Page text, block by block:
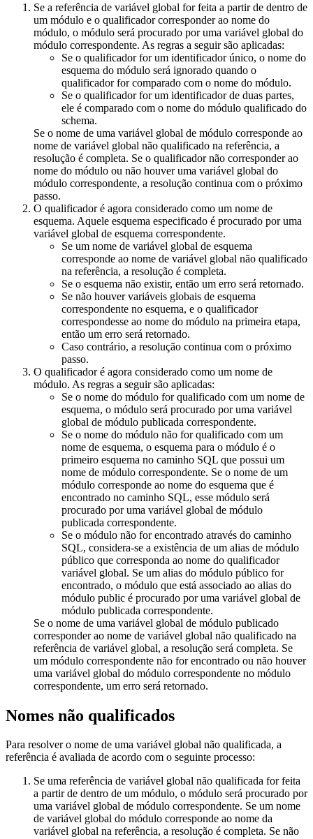
Se a referência de variável global for feita a partir de dentro de
um módulo e o qualificador corresponder ao nome do
módulo, o módulo será procurado por uma variável global do
módulo correspondente. As regras a seguir são aplicadas:
Se o qualificador for um identificador único, o nome do
esquema do módulo será ignorado quando o
qualificador for comparado com o nome do módulo.
Se o qualificador for um identificador de duas partes,
ele é comparado com o nome do módulo qualificado do
schema.
Se o nome de uma variável global de módulo corresponde ao
nome de variável global não qualificado na referência, a
resolução é completa. Se o qualificador não corresponder ao
nome do módulo ou não houver uma variável global do
módulo correspondente, a resolução continua com o próximo
passo.
O qualificador é agora considerado como um nome de
esquema. Aquele esquema especificado é procurado por uma
variável global de esquema correspondente.
Se um nome de variável global de esquema
corresponde ao nome de variável global não qualificado
na referência, a resolução é completa.
Se o esquema não existir, então um erro será retornado.
Se não houver variáveis globais de esquema
correspondente no esquema, e o qualificador
correspondesse ao nome do módulo na primeira etapa,
então um erro será retornado.
Caso contrário, a resolução continua com o próximo
passo.
O qualificador é agora considerado como um nome de
módulo. As regras a seguir são aplicadas:
Se o nome do módulo for qualificado com um nome de
esquema, o módulo será procurado por uma variável
global de módulo publicada correspondente.
Se o nome do módulo não for qualificado com um
nome de esquema, o esquema para o módulo é o
primeiro esquema no caminho SQL que possui um
nome de módulo correspondente. Se o nome de um
módulo corresponde ao nome do esquema que é
encontrado no caminho SQL, esse módulo será
procurado por uma variável global de módulo
publicada correspondente.
Se o módulo não for encontrado através do caminho
SQL, considera-se a existência de um alias de módulo
público que corresponda ao nome do qualificador
variável global. Se um alias do módulo público for
encontrado, o módulo que está associado ao alias do
módulo public é procurado por uma variável global de
módulo publicada correspondente.
Se o nome de uma variável global de módulo publicado
corresponder ao nome de variável global não qualificado na
referência de variável global, a resolução será completa. Se
um módulo correspondente não for encontrado ou não houver
uma variável global do módulo correspondente no módulo
correspondente, um erro será retornado.
Nomes não qualificados
Para resolver o nome de uma variável global não qualificada, a
referência é avaliada de acordo com o seguinte processo:
Se uma referência de variável global não qualificada for feita
a partir de dentro de um módulo, o módulo será procurado por
uma variável global de módulo correspondente. Se um nome
de variável global do módulo corresponde ao nome da
variável global na referência, a resolução é completa. Se não